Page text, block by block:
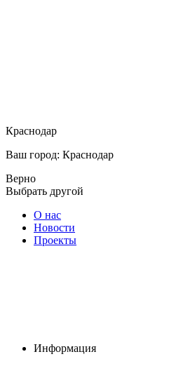
Краснодар
Ваш город: Краснодар
Верно
Выбрать другой
О нас
Новости
Проекты
Информация